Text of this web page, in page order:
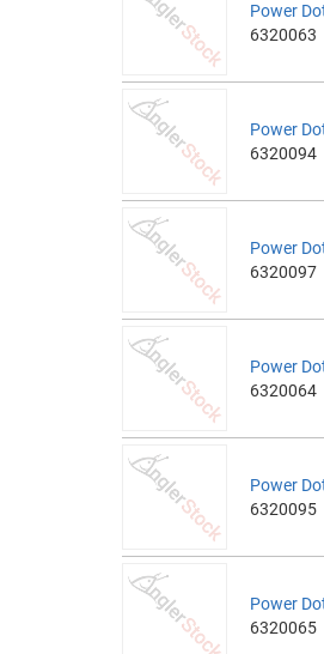
Power
6320063
Power
6320094
Power
6320097
Power
6320064
Power
6320095
Power
6320065